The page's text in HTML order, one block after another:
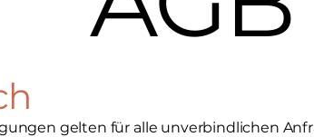
gelten für alle unverbindlichen